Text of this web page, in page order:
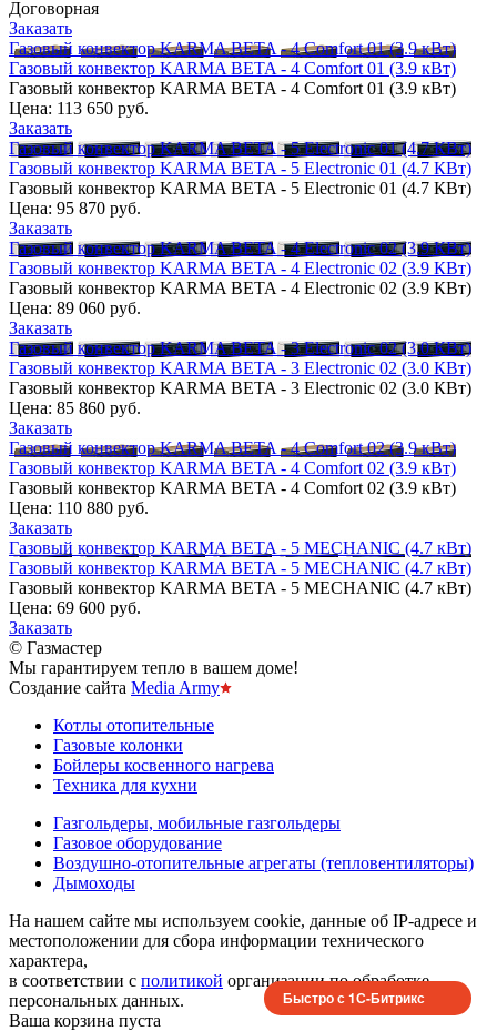
Договорная
Заказать
Газовый конвектор KARMA BETA - 4 Comfort 01 (3.9 кВт)
Газовый конвектор KARMA BETA - 4 Comfort 01 (3.9 кВт)
Газовый конвектор KARMA BETA - 4 Comfort 01 (3.9 кВт)
Цена: 113 650 руб.
Заказать
Газовый конвектор KARMA BETA - 5 Electronic 01 (4.7 КВт)
Газовый конвектор KARMA BETA - 5 Electronic 01 (4.7 КВт)
Газовый конвектор KARMA BETA - 5 Electronic 01 (4.7 КВт)
Цена: 95 870 руб.
Заказать
Газовый конвектор KARMA BETA - 4 Electronic 02 (3.9 КВт)
Газовый конвектор KARMA BETA - 4 Electronic 02 (3.9 КВт)
Газовый конвектор KARMA BETA - 4 Electronic 02 (3.9 КВт)
Цена: 89 060 руб.
Заказать
Газовый конвектор KARMA BETA - 3 Electronic 02 (3.0 КВт)
Газовый конвектор KARMA BETA - 3 Electronic 02 (3.0 КВт)
Газовый конвектор KARMA BETA - 3 Electronic 02 (3.0 КВт)
Цена: 85 860 руб.
Заказать
Газовый конвектор KARMA BETA - 4 Comfort 02 (3.9 кВт)
Газовый конвектор KARMA BETA - 4 Comfort 02 (3.9 кВт)
Газовый конвектор KARMA BETA - 4 Comfort 02 (3.9 кВт)
Цена: 110 880 руб.
Заказать
Газовый конвектор KARMA BETA - 5 MECHANIC (4.7 кВт)
Газовый конвектор KARMA BETA - 5 MECHANIC (4.7 кВт)
Газовый конвектор KARMA BETA - 5 MECHANIC (4.7 кВт)
Цена: 69 600 руб.
Заказать
© Газмастер
Мы гарантируем тепло в вашем доме!
Создание сайта Media Army
Котлы отопительные
Газовые колонки
Бойлеры косвенного нагрева
Техника для кухни
Газгольдеры, мобильные газгольдеры
Газовое оборудование
Воздушно-отопительные агрегаты (тепловентиляторы)
Дымоходы
На нашем сайте мы используем cookie, данные об IP-адресе и
местоположении для сбора информации технического
характера,
в соответствии с политикой организации по обработке
персональных данных.
Ваша корзина пуста
Быстро с 1С-Битрикс